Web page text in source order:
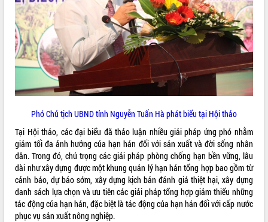
THỐNG KÊ TRUY CẬP
Hôm nay:
1654
Tất cả:
66046977
Phó Chủ tịch UBND tỉnh Nguyễn Tuấn Hà phát biểu tại Hội thảo
Tại Hội thảo, các đại biểu đã thảo luận nhiều giải pháp ứng phó nhằm
giảm tối đa ảnh hưởng của hạn hán đối với sản xuất và đời sống nhân
dân. Trong đó, chú trọng các giải pháp phòng chống hạn bền vững, lâu
dài như xây dựng được một khung quản lý hạn hán tổng hợp bao gồm từ
cảnh báo, dự báo sớm, xây dựng kịch bản đánh giá thiệt hại, xây dựng
danh sách lựa chọn và ưu tiên các giải pháp tổng hợp giảm thiểu những
tác động của hạn hán, đặc biệt là tác động của hạn hán đối với cấp nước
phục vụ sản xuất nông nghiệp.